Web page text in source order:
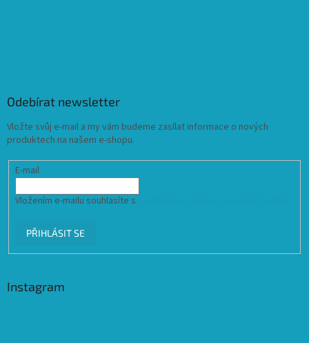
Odebírat newsletter
Vložte svůj e-mail a my vám budeme zasílat informace o nových
produktech na našem e-shopu.
E-mail
Vložením e-mailu souhlasíte s
PŘIHLÁSIT SE
Instagram